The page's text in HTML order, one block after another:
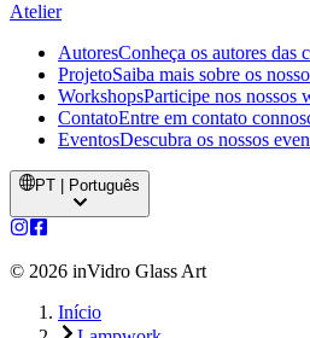
Atelier
AutoresConheça os autores das
ProjetoSaiba mais sobre os
WorkshopsParticipe nos nossos
ContatoEntre em contato
EventosDescubra os nossos
PT | Português
© 2026 inVidro Glass Art
Início